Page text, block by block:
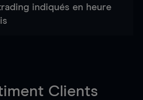
indiqués en heure
Clients